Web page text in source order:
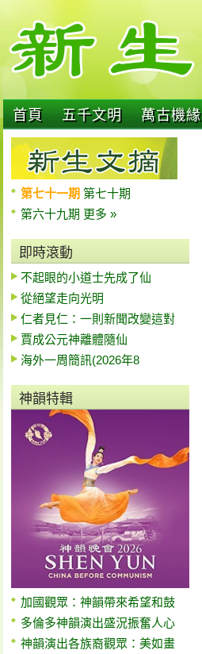
首頁 五千文明 萬古機緣
第七十一期 第七十期
第六十九期 更多 »
即時滾動
不起眼的小道士先成了仙
從絕望走向光明
仁者見仁：一則新聞改變這對
賈成公元神離體隨仙
海外一周簡訊(2026年8
神韻特輯
加國觀眾：神韻帶來希望和鼓
多倫多神韻演出盛況振奮人心
神韻演出各族裔觀眾：美如畫